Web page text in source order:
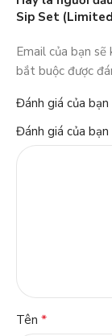
Sip Set
Email của bạn
bắt buộc được
Đánh giá của bạn
Đánh giá của bạn
Tên *